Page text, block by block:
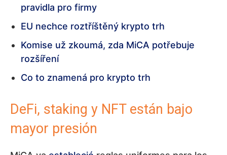
pravidla pro firmy
EU nechce roztříštěný krypto trh
Komise už zkoumá, zda MiCA potřebuje
rozšíření
Co to znamená pro krypto trh
DeFi, staking y NFT están bajo
mayor presión